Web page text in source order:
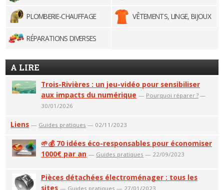
PLOMBERIE-CHAUFFAGE VÊTEMENTS, LINGE, BIJOUX
RÉPARATIONS DIVERSES
A LIRE
Trois-Rivières : un jeu-vidéo pour sensibiliser
aux impacts du numérique — Pourquoi réparer ? —
30/01/2026
Liens — Guides pratiques — 02/11/2023
🌱💰 70 idées éco-responsables pour économiser
1000€ par an — Guides pratiques — 22/09/2023
Pièces détachées électroménager : tous les
sites — Guides pratiques — 27/01/2023